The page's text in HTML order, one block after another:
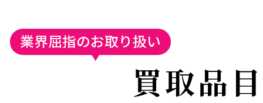
業界屈指のお取り扱い
買取品